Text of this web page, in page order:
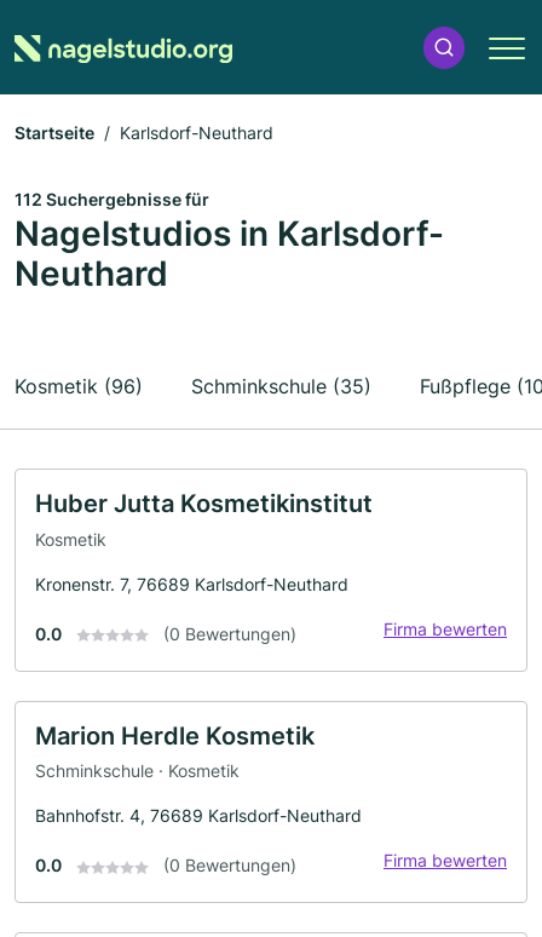
Startseite Karlsdorf-Neuthard
112 Suchergebnisse für
Nagelstudios in Karlsdorf-
Neuthard
Kosmetik (96) Schminkschule (35) Fußpflege
Huber Jutta Kosmetikinstitut
Kosmetik
Kronenstr. 7, 76689 Karlsdorf-Neuthard
0.0 (0 Bewertungen) Firma bewerten
Marion Herdle Kosmetik
Schminkschule · Kosmetik
Bahnhofstr. 4, 76689 Karlsdorf-Neuthard
0.0 (0 Bewertungen) Firma bewerten